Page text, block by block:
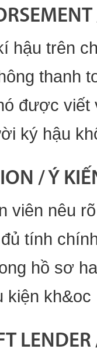
hậu trên
thanh
được
ký hậu
/ Ý
viên nêu
tính
hồ sơ
kiện kh&oc